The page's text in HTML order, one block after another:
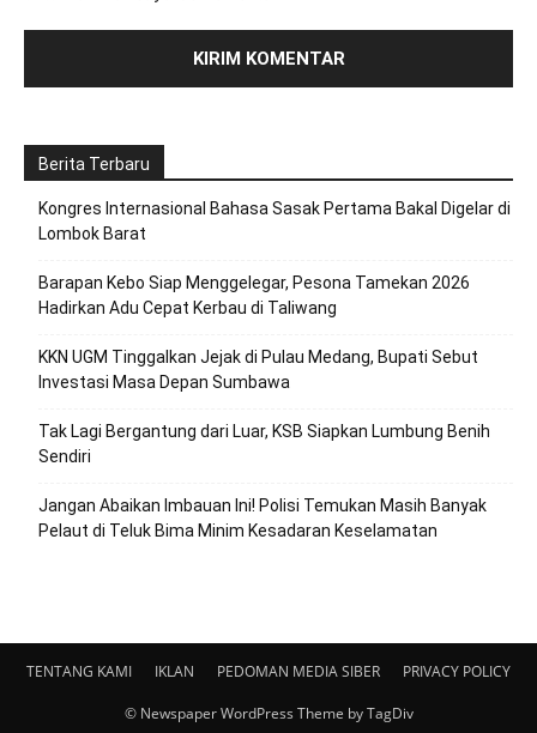
Berita Terbaru
Kongres Internasional Bahasa Sasak Pertama Bakal Digelar di
Lombok Barat
Barapan Kebo Siap Menggelegar, Pesona Tamekan 2026
Hadirkan Adu Cepat Kerbau di Taliwang
KKN UGM Tinggalkan Jejak di Pulau Medang, Bupati Sebut
Investasi Masa Depan Sumbawa
Tak Lagi Bergantung dari Luar, KSB Siapkan Lumbung Benih
Sendiri
Jangan Abaikan Imbauan Ini! Polisi Temukan Masih Banyak
Pelaut di Teluk Bima Minim Kesadaran Keselamatan
TENTANG KAMI IKLAN PEDOMAN MEDIA SIBER PRIVACY POLICY
© Newspaper WordPress Theme by TagDiv